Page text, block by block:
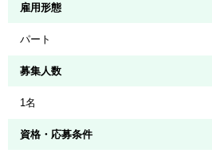
雇用形態
パート
募集人数
1名
資格・応募条件